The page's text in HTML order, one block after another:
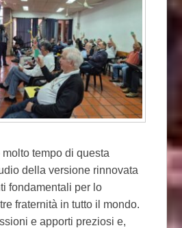
tempo di questa
della versione rinnovata
fondamentali per lo
fraternità in tutto il mondo.
e apporti preziosi e,